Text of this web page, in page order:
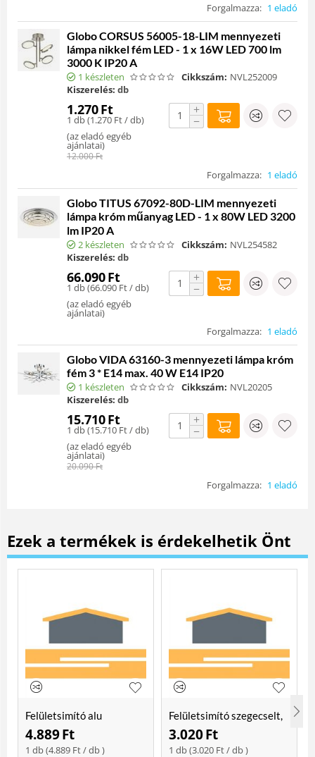
Forgalmazza: 1 eladó
Globo CORSUS 56005-18-LIM mennyezeti
lámpa nikkel fém LED - 1 x 16W LED 700 lm
3000 K IP20 A
1 készleten Cikkszám: NVL252009
Kiszerelés: db
1.270Ft
1 db (1.270 Ft/ db)
(az eladó egyéb
ajánlatai)
12.000Ft
+
−
Forgalmazza: 1 eladó
Globo TITUS 67092-80D-LIM mennyezeti
lámpa króm műanyag LED - 1 x 80W LED 3200
lm IP20 A
2 készleten Cikkszám: NVL254582
Kiszerelés: db
66.090Ft
1 db (66.090 Ft/ db)
(az eladó egyéb
ajánlatai)
+
−
Forgalmazza: 1 eladó
Globo VIDA 63160-3 mennyezeti lámpa króm
fém 3 * E14 max. 40 W E14 IP20
1 készleten Cikkszám: NVL20205
Kiszerelés: db
15.710Ft
1 db (15.710 Ft/ db)
(az eladó egyéb
ajánlatai)
20.090Ft
+
−
Forgalmazza: 1 eladó
Ezek a termékek is érdekelhetik Önt
Felületsimító alu
erősített, rome 400 mm
Soft
4.889Ft
1 db (4.889 Ft/ db )
Felületsimító szegecselt,
rome 400mm
3.020Ft
1 db (3.020 Ft/ db )